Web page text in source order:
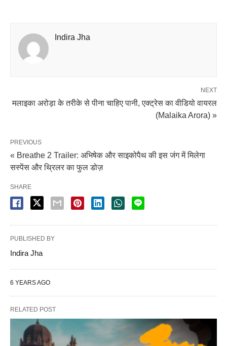
Indira Jha
NEXT
मलाइका अरोड़ा के तरीके से पीना चाहिए पानी, एक्ट्रेस का वीडियो वायरल
(Malaika Arora) »
PREVIOUS
« Breathe 2 Trailer: अभिषेक और साइकोपैथ की इस जंग में मिलेगा
सस्पेंस और थ्रिलर का फुल डोज़
SHARE
PUBLISHED BY
Indira Jha
6 YEARS AGO
RELATED POST